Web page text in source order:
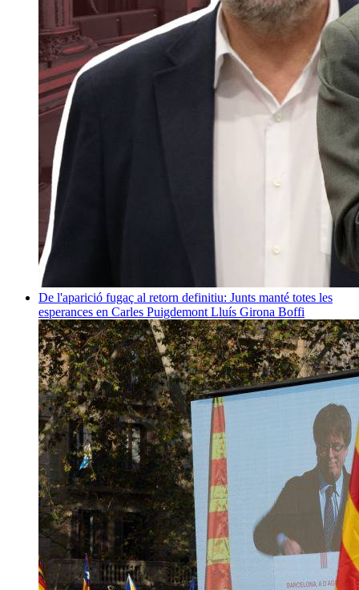
De l'aparició fugaç al retorn definitiu: Junts manté totes les
esperances en Carles Puigdemont Lluís Girona Boffi